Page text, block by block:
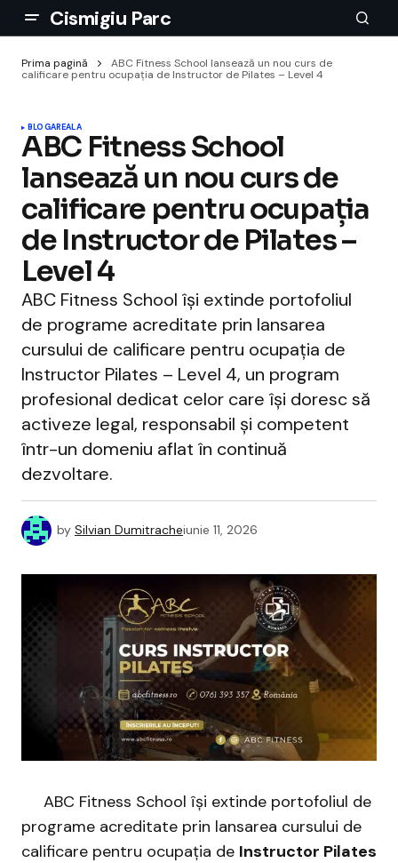
Cismigiu Parc
Prima pagină
ABC Fitness School lansează un nou curs de
calificare pentru ocupația de Instructor de Pilates – Level 4
BLOGAREALA
ABC Fitness School
lansează un nou curs de
calificare pentru ocupația
de Instructor de Pilates –
Level 4
ABC Fitness School își extinde portofoliul
de programe acreditate prin lansarea
cursului de calificare pentru ocupația de
Instructor Pilates – Level 4, un program
profesional dedicat celor care își doresc să
activeze legal, responsabil și competent
într-un domeniu aflat în continuă
dezvoltare.
by Silvian Dumitracheiunie 11, 2026
ABC Fitness School își extinde portofoliul de
programe acreditate prin lansarea cursului de
calificare pentru ocupația de Instructor Pilates